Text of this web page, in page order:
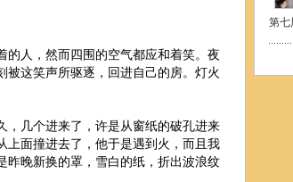
人，然而四围的空气都应和着笑。夜
这笑声所驱逐，回进自己的房。灯火
几个进来了，许是从窗纸的破孔进来
上面撞进去了，他于是遇到火，而且我
昨晚新换的罩，雪白的纸，折出波浪纹
第七